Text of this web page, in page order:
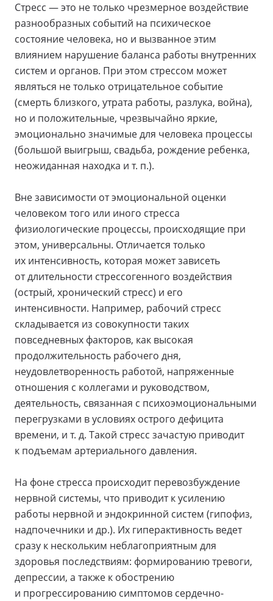
Стресс — это не только чрезмерное воздействие
разнообразных событий на психическое
состояние человека, но и вызванное этим
влиянием нарушение баланса работы внутренних
систем и органов. При этом стрессом может
являться не только отрицательное событие
(смерть близкого, утрата работы, разлука, война),
но и положительные, чрезвычайно яркие,
эмоционально значимые для человека процессы
(большой выигрыш, свадьба, рождение ребенка,
неожиданная находка и т. п.).
Вне зависимости от эмоциональной оценки
человеком того или иного стресса
физиологические процессы, происходящие при
этом, универсальны. Отличается только
их интенсивность, которая может зависеть
от длительности стрессогенного воздействия
(острый, хронический стресс) и его
интенсивности. Например, рабочий стресс
складывается из совокупности таких
повседневных факторов, как высокая
продолжительность рабочего дня,
неудовлетворенность работой, напряженные
отношения с коллегами и руководством,
деятельность, связанная с психоэмоциональными
перегрузками в условиях острого дефицита
времени, и т. д. Такой стресс зачастую приводит
к подъемам артериального давления.
На фоне стресса происходит перевозбуждение
нервной системы, что приводит к усилению
работы нервной и эндокринной систем (гипофиз,
надпочечники и др.). Их гиперактивность ведет
сразу к нескольким неблагоприятным для
здоровья последствиям: формированию тревоги,
депрессии, а также к обострению
и прогрессированию симптомов сердечно-